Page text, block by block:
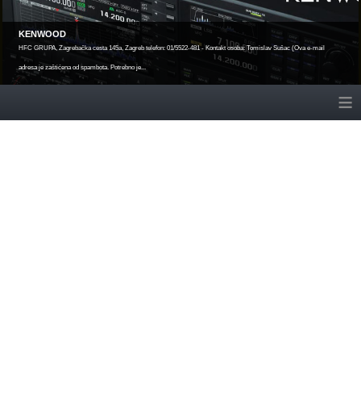
KENWOOD
HFC GRUPA, Zagrebačka cesta 145a, Zagreb telefon: 01/5522-481 - Kontakt osoba: Tomislav Sušac (Ova e-mail
adresa je zaštićena od spambota. Potrebno je...
≡